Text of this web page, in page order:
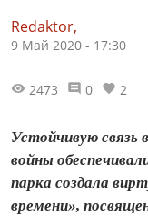
Redaktor,
9 Май 2020 - 17:30
2473 0 2
Устойчивую связь
войны
парка создала
времени»,